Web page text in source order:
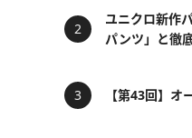
ユニクロ新作
パンツ」と徹
【第43回】オ